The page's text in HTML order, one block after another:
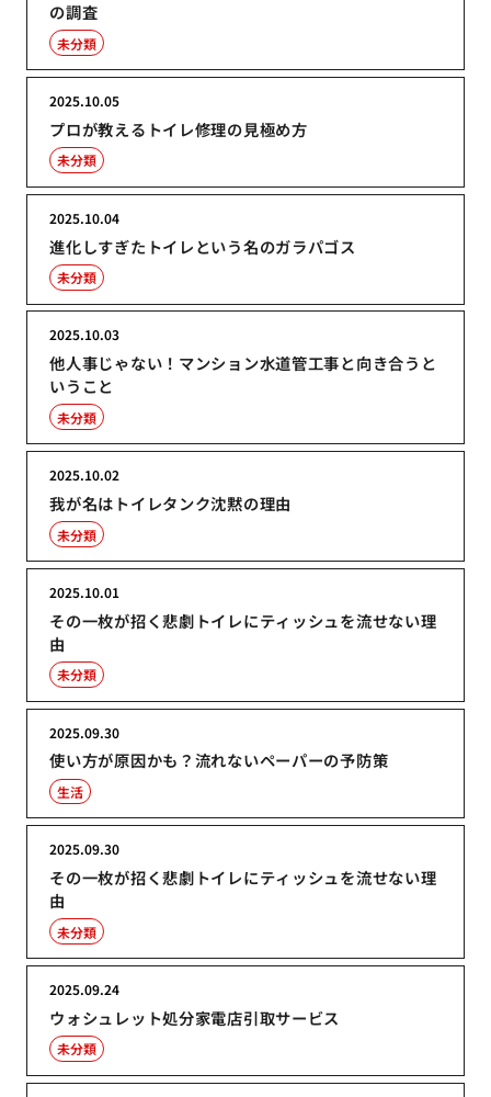
の調査
未分類
プロが教えるトイレ修理の見極め方
2025.10.05
未分類
進化しすぎたトイレという名のガラパゴス
2025.10.04
未分類
他人事じゃない！マンション水道管工事と向き合うと
いうこと
2025.10.03
未分類
我が名はトイレタンク沈黙の理由
2025.10.02
未分類
その一枚が招く悲劇トイレにティッシュを流せない理
由
2025.10.01
未分類
使い方が原因かも？流れないペーパーの予防策
2025.09.30
生活
その一枚が招く悲劇トイレにティッシュを流せない理
由
2025.09.30
未分類
ウォシュレット処分家電店引取サービス
2025.09.24
未分類